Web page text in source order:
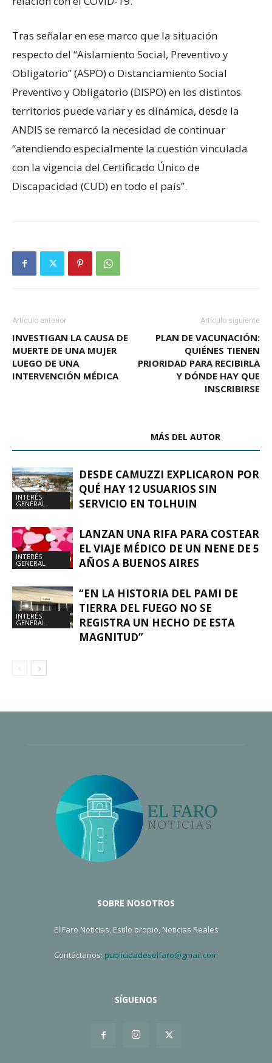
Tras señalar en ese marco que la situación
respecto del “Aislamiento Social, Preventivo y
Obligatorio” (ASPO) o Distanciamiento Social
Preventivo y Obligatorio (DISPO) en los distintos
territorios puede variar y es dinámica, desde la
ANDIS se remarcó la necesidad de continuar
“atendiendo especialmente la cuestión vinculada
con la vigencia del Certificado Único de
Discapacidad (CUD) en todo el país”.
Artículo anterior
INVESTIGAN LA CAUSA DE
MUERTE DE UNA MUJER
LUEGO DE UNA
INTERVENCIÓN MÉDICA
Artículo siguiente
PLAN DE VACUNACIÓN:
QUIÉNES TIENEN
PRIORIDAD PARA RECIBIRLA
Y DÓNDE HAY QUE
INSCRIBIRSE
MÁS DEL AUTOR
INTERÉS
GENERAL
DESDE CAMUZZI EXPLICARON POR
QUÉ HAY 12 USUARIOS SIN
SERVICIO EN TOLHUIN
INTERÉS
GENERAL
LANZAN UNA RIFA PARA COSTEAR
EL VIAJE MÉDICO DE UN NENE DE 5
AÑOS A BUENOS AIRES
INTERÉS
GENERAL
“EN LA HISTORIA DEL PAMI DE
TIERRA DEL FUEGO NO SE
REGISTRA UN HECHO DE ESTA
MAGNITUD”
SOBRE NOSOTROS
El Faro Noticias, Estilo propio, Noticias Reales
Contáctanos: publicidadeselfaro@gmail.com
SÍGUENOS